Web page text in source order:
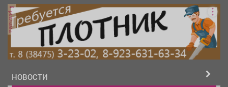
реклама
НОВОСТИ